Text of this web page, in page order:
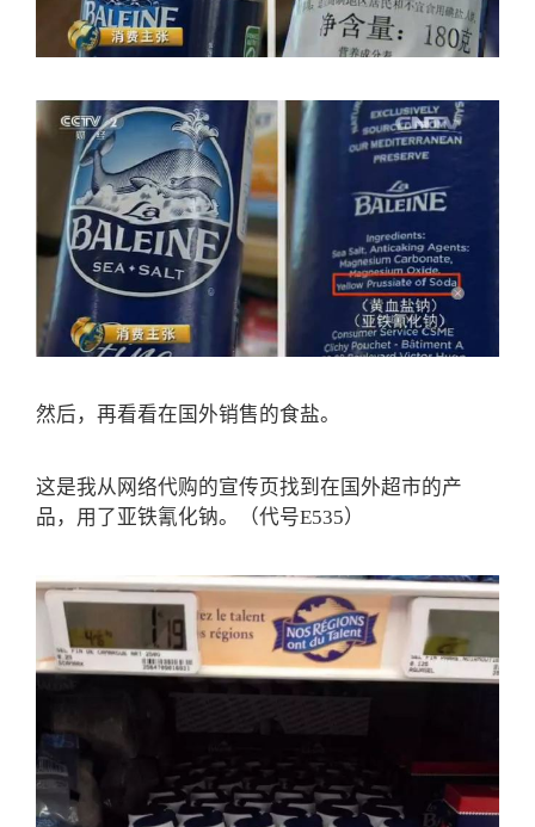
然后，再看看在国外销售的食盐。
这是我从网络代购的宣传页找到在国外超市的产
品，用了亚铁氰化钠。（代号E535）